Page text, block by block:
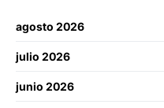
agosto 2026
julio 2026
junio 2026